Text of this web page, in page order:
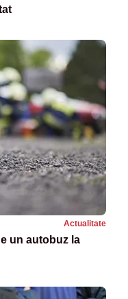
Actualitate
un autobuz la